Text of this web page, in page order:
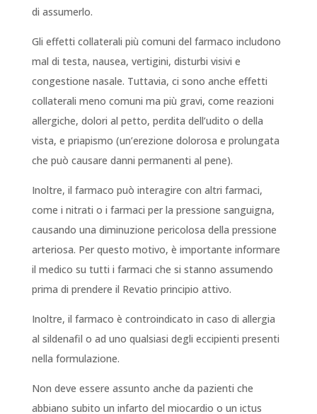
di assumerlo.
Gli effetti collaterali più comuni del farmaco includono
mal di testa, nausea, vertigini, disturbi visivi e
congestione nasale. Tuttavia, ci sono anche effetti
collaterali meno comuni ma più gravi, come reazioni
allergiche, dolori al petto, perdita dell’udito o della
vista, e priapismo (un’erezione dolorosa e prolungata
che può causare danni permanenti al pene).
Inoltre, il farmaco può interagire con altri farmaci,
come i nitrati o i farmaci per la pressione sanguigna,
causando una diminuzione pericolosa della pressione
arteriosa. Per questo motivo, è importante informare
il medico su tutti i farmaci che si stanno assumendo
prima di prendere il Revatio principio attivo.
Inoltre, il farmaco è controindicato in caso di allergia
al sildenafil o ad uno qualsiasi degli eccipienti presenti
nella formulazione.
Non deve essere assunto anche da pazienti che
abbiano subito un infarto del miocardio o un ictus